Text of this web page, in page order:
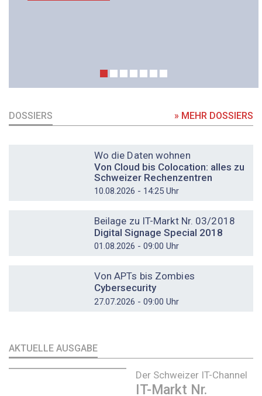
DOSSIERS » MEHR DOSSIERS
Wo die Daten wohnen
Von Cloud bis Colocation: alles zu
Schweizer Rechenzentren
10.08.2026 - 14:25 Uhr
Beilage zu IT-Markt Nr. 03/2018
Digital Signage Special 2018
01.08.2026 - 09:00 Uhr
Von APTs bis Zombies
Cybersecurity
27.07.2026 - 09:00 Uhr
AKTUELLE AUSGABE
Der Schweizer IT-Channel
IT-Markt Nr.